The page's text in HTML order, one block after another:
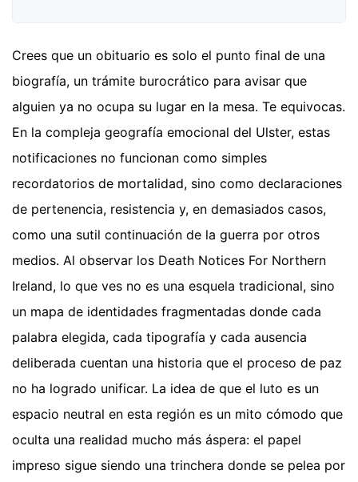
Crees que un obituario es solo el punto final de una
biografía, un trámite burocrático para avisar que
alguien ya no ocupa su lugar en la mesa. Te equivocas.
En la compleja geografía emocional del Ulster, estas
notificaciones no funcionan como simples
recordatorios de mortalidad, sino como declaraciones
de pertenencia, resistencia y, en demasiados casos,
como una sutil continuación de la guerra por otros
medios. Al observar los Death Notices For Northern
Ireland, lo que ves no es una esquela tradicional, sino
un mapa de identidades fragmentadas donde cada
palabra elegida, cada tipografía y cada ausencia
deliberada cuentan una historia que el proceso de paz
no ha logrado unificar. La idea de que el luto es un
espacio neutral en esta región es un mito cómodo que
oculta una realidad mucho más áspera: el papel
impreso sigue siendo una trinchera donde se pelea por